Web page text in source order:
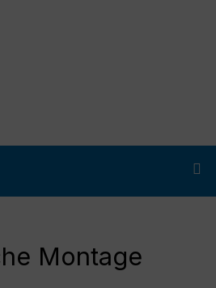
Montage